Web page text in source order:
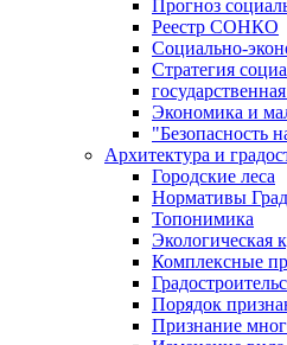
Прогноз
Реестр СОНКО
Социально-
Стратегия
Экономика и
"Безопасность
Архитектура и
Городские леса
Нормативы
Топонимика
Экологическая
Комплексные
Порядок
Признание